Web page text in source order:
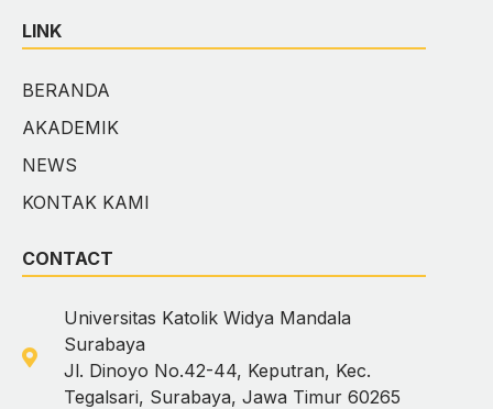
LINK
BERANDA
AKADEMIK
NEWS
KONTAK KAMI
CONTACT
Universitas Katolik Widya Mandala
Surabaya
Jl. Dinoyo No.42-44, Keputran, Kec.
Tegalsari, Surabaya, Jawa Timur 60265